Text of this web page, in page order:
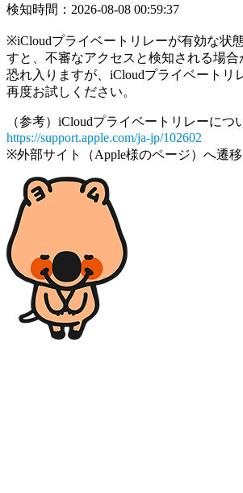
検知時間：2026-08-08 00:59:37
※iCloudプライベートリレーが有効な状
すと、不審なアクセスと検知される場合
恐れ入りますが、iCloudプライベートリ
再度お試しください。
（参考）iCloudプライベートリレーにつ
https://support.apple.com/ja-jp/102602
※外部サイト（Apple様のページ）へ遷